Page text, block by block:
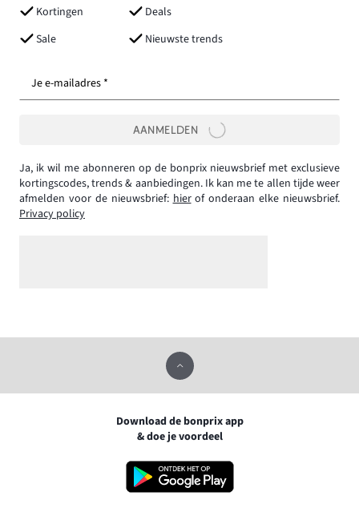
Kortingen
Deals
Sale
Nieuwste trends
Je e-mailadres *
AANMELDEN
Ja, ik wil me abonneren op de bonprix nieuwsbrief met exclusieve
kortingscodes, trends & aanbiedingen. Ik kan me te allen tijde weer
afmelden voor de nieuwsbrief: hierof onderaan elke nieuwsbrief.
Privacy policy
Download de bonprix app
& doe je voordeel